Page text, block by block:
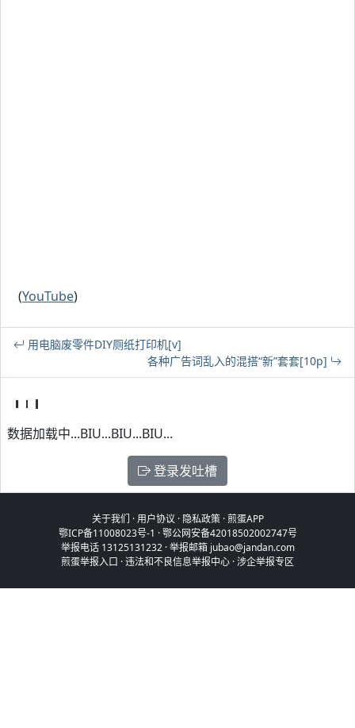
(YouTube)
用电脑废零件DIY厕纸打印机[v]
各种广告词乱入的混搭“新”套套[10p]
数据加载中...BIU...BIU...BIU...
登录发吐槽
关于我们 ·用户协议 · 隐私政策·煎蛋APP
鄂ICP备11008023号-1 ·鄂公网安备42018502002747号
举报电话 13125131232 · 举报邮箱 jubao@jandan.com
煎蛋举报入口 ·违法和不良信息举报中心 ·涉企举报专区